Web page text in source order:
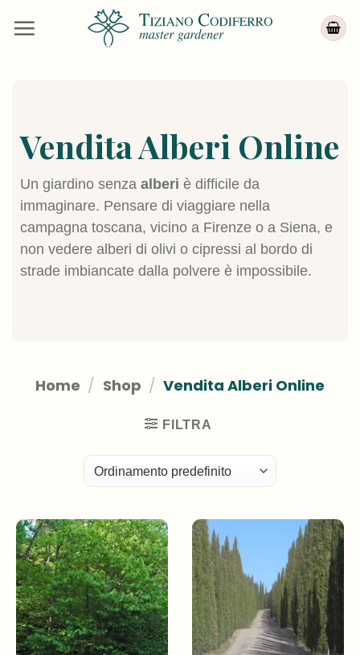
Vendita Alberi Online
Un giardino senza alberi è difficile da
immaginare. Pensare di viaggiare nella
campagna toscana, vicino a Firenze o a Siena, e
non vedere alberi di olivi o cipressi al bordo di
strade imbiancate dalla polvere è impossibile.
Home / Shop / Vendita Alberi Online
FILTRA